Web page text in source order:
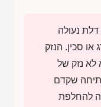
נעולה
סכין. הנזק
לא נזק של
שקדם
להחלפת